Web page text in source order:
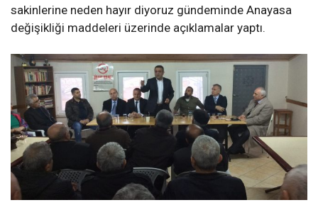
sakinlerine neden hayır diyoruz gündeminde Anayasa
değişikliği maddeleri üzerinde açıklamalar yaptı.